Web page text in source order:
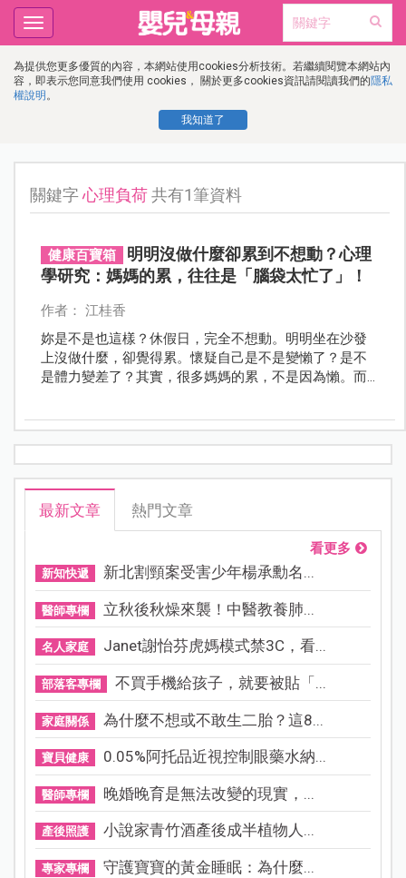
為提供您更多優質的內容，本網站使用cookies分析技術。若繼續閱覽本網站內
容，即表示您同意我們使用 cookies， 關於更多cookies資訊請閱讀我們的隱私
權說明 。
我知道了
Toggle
navigation
關鍵字心理負荷共有1筆資料
健康百寶箱
明明沒做什麼卻累到不想動？心理
學研究：媽媽的累，往往是「腦袋太忙了」！
作者： 江桂香
妳是不是也這樣？休假日，完全不想動。明明坐在沙發
上沒做什麼，卻覺得累。懷疑自己是不是變懶了？是不
是體力變差了？其實，很多媽媽的累，不是因為懶。而
最新文章 熱門文章
看更多
新知快遞 新北割頸案受害少年楊承勳名...
醫師專欄 立秋後秋燥來襲！中醫教養肺...
名人家庭 Janet謝怡芬虎媽模式禁3C，看...
部落客專欄 不買手機給孩子，就要被貼「...
家庭關係 為什麼不想或不敢生二胎？這8...
寶貝健康 0.05%阿托品近視控制眼藥水納...
醫師專欄 晚婚晚育是無法改變的現實，...
產後照護 小說家青竹酒產後成半植物人...
專家專欄 守護寶寶的黃金睡眠：為什麼...